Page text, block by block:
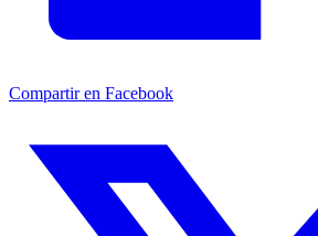
Compartir en Facebook